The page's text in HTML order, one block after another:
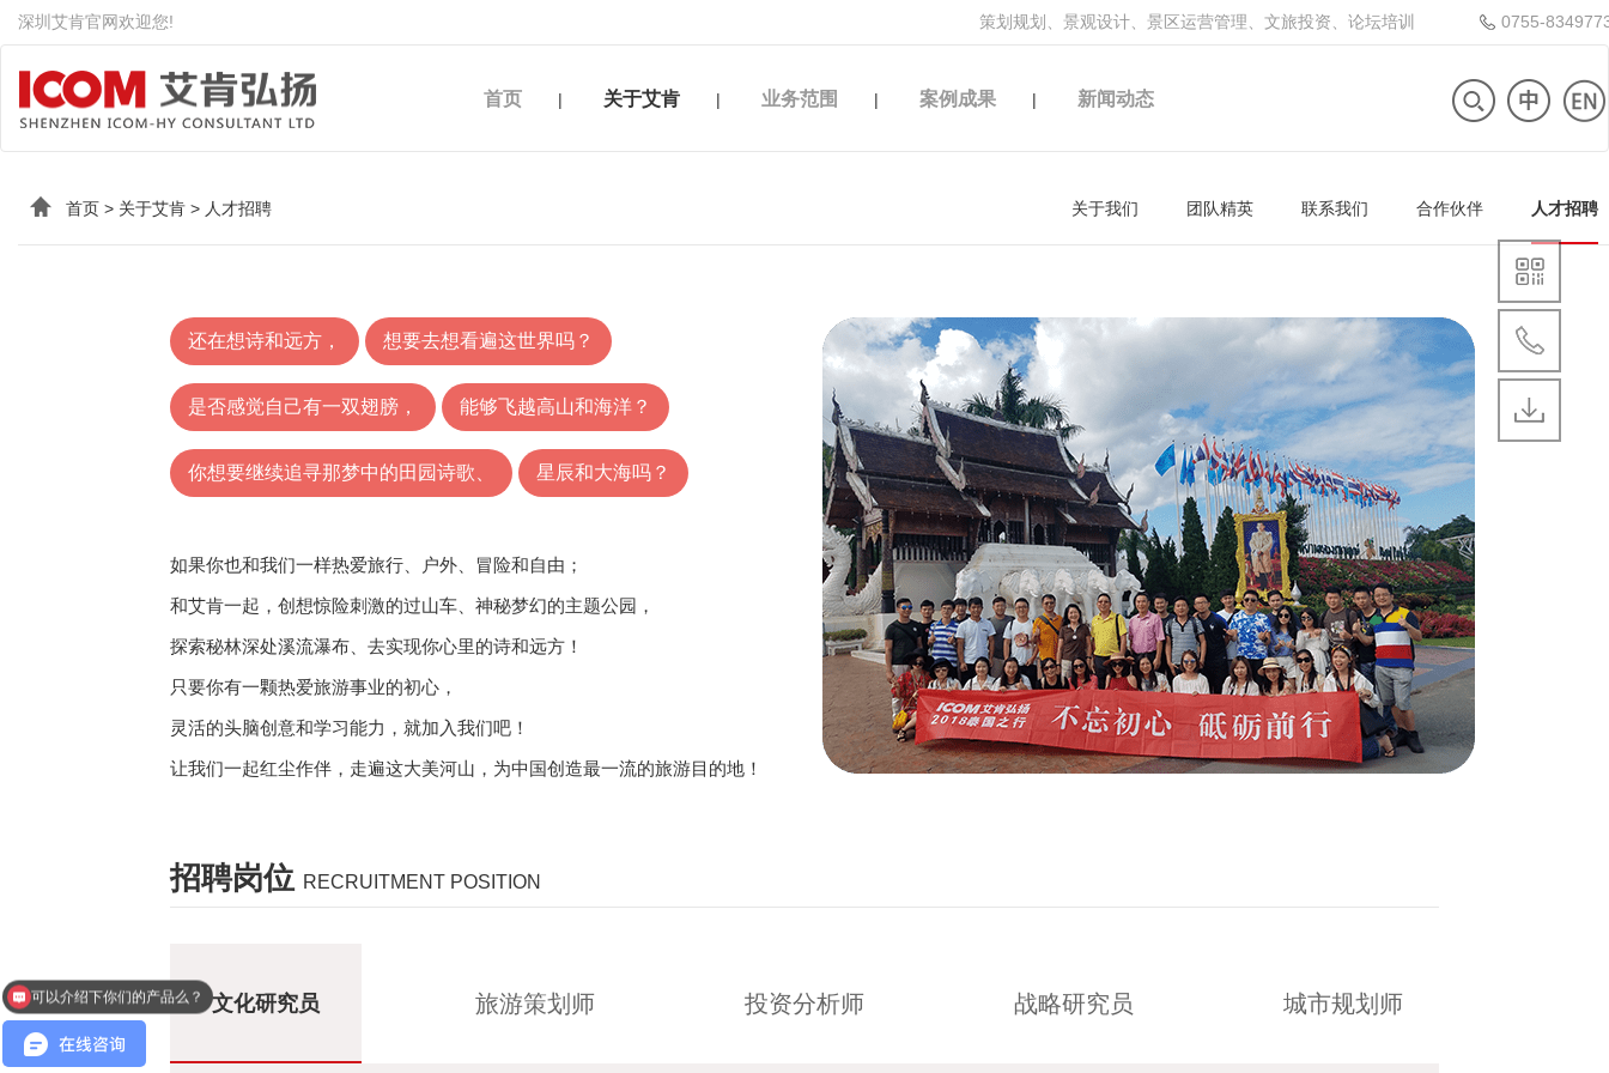
深圳艾肯官网欢迎您! 策划规划、景观设计、景区运营管理、文旅投资、论坛培训 0755-
首页 | 关于艾肯 | 业务范围 | 案例成果 | 新闻动态
首页 > 关于艾肯 > 人才招聘 关于我们 团队精英 联系我们 合作伙伴 人才招聘
还在想诗和远方， 想要去想看遍这世界吗？
是否感觉自己有一双翅膀， 能够飞越高山和海洋？
你想要继续追寻那梦中的田园诗歌、 星辰和大海吗？
如果你也和我们一样热爱旅行、户外、冒险和自由；
和艾肯一起，创想惊险刺激的过山车、神秘梦幻的主题公园，
探索秘林深处溪流瀑布、去实现你心里的诗和远方！
只要你有一颗热爱旅游事业的初心，
灵活的头脑创意和学习能力，就加入我们吧！
让我们一起红尘作伴，走遍这大美河山，为中国创造最一流的旅游目的地！
招聘岗位 RECRUITMENT POSITION
文化研究员 旅游策划师 投资分析师 战略研究员 城市规划师
可以介绍下你们的产品么？